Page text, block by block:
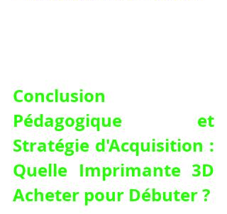
Conclusion
Pédagogique et
Stratégie d'Acquisition :
Quelle Imprimante 3D
Acheter pour Débuter ?